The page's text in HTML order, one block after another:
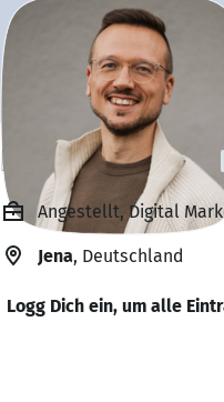
Norman Höhne
Angestellt, Digital
Jena, Deutschland
Logg Dich ein, um alle